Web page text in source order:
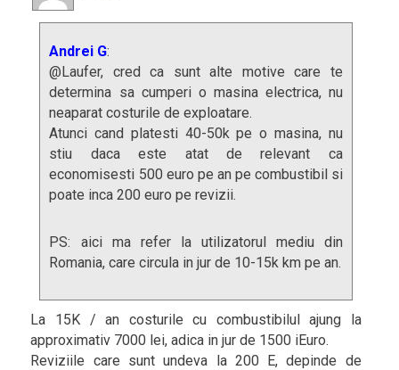
Andrei G:
@Laufer, cred ca sunt alte motive care te
determina sa cumperi o masina electrica, nu
neaparat costurile de exploatare.
Atunci cand platesti 40-50k pe o masina, nu
stiu daca este atat de relevant ca
economisesti 500 euro pe an pe combustibil si
poate inca 200 euro pe revizii.
PS: aici ma refer la utilizatorul mediu din
Romania, care circula in jur de 10-15k km pe an.
La 15K / an costurile cu combustibilul ajung la
approximativ 7000 lei, adica in jur de 1500 iEuro.
Reviziile care sunt undeva la 200 E, depinde de